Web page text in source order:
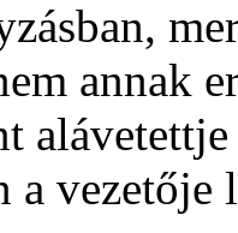
annak
a vezetője